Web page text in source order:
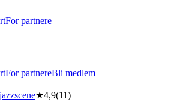
For partnere
For partnereBli medlem
★4,9(11)